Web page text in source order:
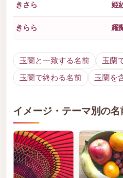
きさら 姫
きらら 耀
玉蘭と一致する名前
玉蘭
玉蘭で終わる名前
玉蘭を
イメージ・テーマ別の名